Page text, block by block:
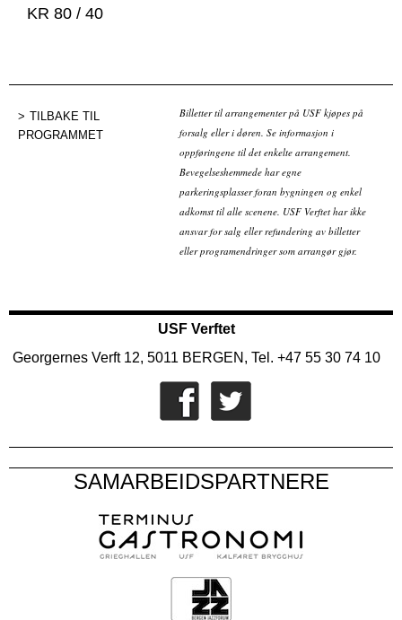
KR 80 / 40
TILBAKE TIL
PROGRAMMET
Billetter til arrangementer på USF kjøpes på
forsalg eller i døren. Se informasjon i
oppføringene til det enkelte arrangement.
Bevegelseshemmede har egne
parkeringsplasser foran bygningen og enkel
adkomst til alle scenene. USF Verftet har ikke
ansvar for salg eller refundering av billetter
eller programendringer som arrangør gjør.
USF Verftet
Georgernes Verft 12, 5011 BERGEN, Tel. +47 55 30 74 10
SAMARBEIDSPARTNERE